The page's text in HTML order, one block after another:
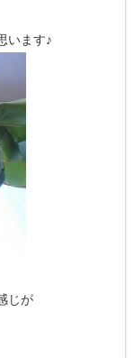
います♪
じが